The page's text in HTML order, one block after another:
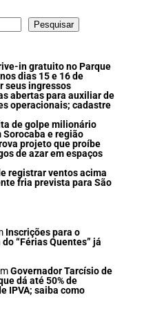
Pesquisar
in gratuito no Parque
dias 15 e 16 de
seus ingressos
abertas para auxiliar de
operacionais; cadastre
de golpe milionário
e região
projeto que proíbe
de azar em espaços
registrar ventos acima
fria prevista para São
Inscrições para o
“Férias Quentes” já
Governador Tarcísio de
dá até 50% de
IPVA; saiba como